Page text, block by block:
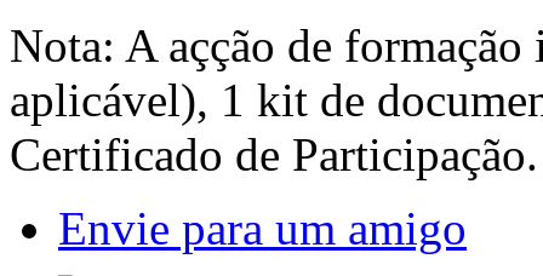
Nota: A açção de
aplicável), 1 kit de
Certificado de Participação.
Envie para um amigo